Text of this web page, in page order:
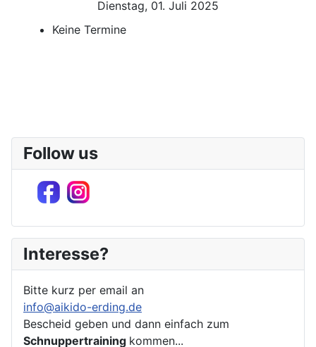
Dienstag, 01. Juli 2025
Keine Termine
Follow us
Interesse?
Bitte kurz per email an
info@aikido-erding.de
Bescheid geben und dann einfach zum
Schnuppertraining kommen...